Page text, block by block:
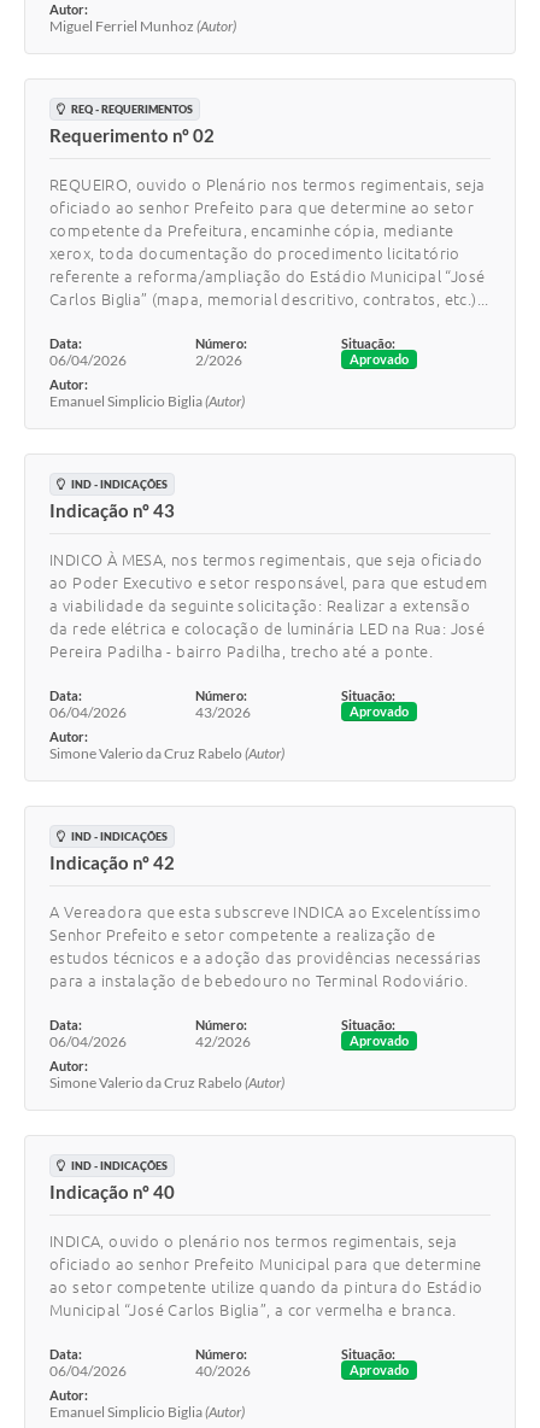
Autor:
Miguel Ferriel Munhoz (Autor)
REQ - REQUERIMENTOS
Requerimento nº 02
REQUEIRO, ouvido o Plenário nos termos regimentais, seja
oficiado ao senhor Prefeito para que determine ao setor
competente da Prefeitura, encaminhe cópia, mediante
xerox, toda documentação do procedimento licitatório
referente a reforma/ampliação do Estádio Municipal “José
Carlos Biglia” (mapa, memorial descritivo, contratos, etc.)...
Data:
06/04/2026
Número:
2/2026
Situação:
Aprovado
Autor:
Emanuel Simplicio Biglia(Autor)
IND - INDICAÇÕES
Indicação nº 43
INDICO À MESA, nos termos regimentais, que seja oficiado
ao Poder Executivo e setor responsável, para que estudem
a viabilidade da seguinte solicitação: Realizar a extensão
da rede elétrica e colocação de luminária LED na Rua: José
Pereira Padilha - bairro Padilha, trecho até a ponte.
Data:
06/04/2026
Número:
43/2026
Situação:
Aprovado
Autor:
Simone Valerio da Cruz Rabelo (Autor)
IND - INDICAÇÕES
Indicação nº 42
A Vereadora que esta subscreve INDICA ao Excelentíssimo
Senhor Prefeito e setor competente a realização de
estudos técnicos e a adoção das providências necessárias
para a instalação de bebedouro no Terminal Rodoviário.
Data:
06/04/2026
Número:
42/2026
Situação:
Aprovado
Autor:
Simone Valerio da Cruz Rabelo (Autor)
IND - INDICAÇÕES
Indicação nº 40
INDICA, ouvido o plenário nos termos regimentais, seja
oficiado ao senhor Prefeito Municipal para que determine
ao setor competente utilize quando da pintura do Estádio
Municipal “José Carlos Biglia”, a cor vermelha e branca.
Data:
06/04/2026
Número:
40/2026
Situação:
Aprovado
Autor:
Emanuel Simplicio Biglia(Autor)